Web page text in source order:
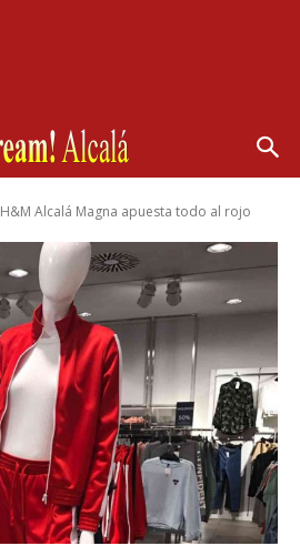
H&M Alcalá Magna apuesta todo al rojo